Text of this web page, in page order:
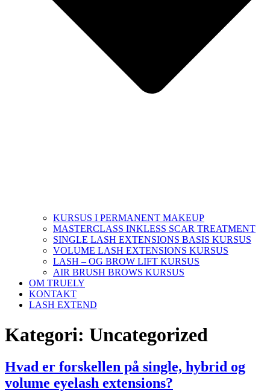
KURSUS I PERMANENT MAKEUP
MASTERCLASS INKLESS SCAR TREATMENT
SINGLE LASH EXTENSIONS BASIS KURSUS
VOLUME LASH EXTENSIONS KURSUS
LASH – OG BROW LIFT KURSUS
AIR BRUSH BROWS KURSUS
OM TRUELY
KONTAKT
LASH EXTEND
Kategori: Uncategorized
Hvad er forskellen på single, hybrid og
volume eyelash extensions?